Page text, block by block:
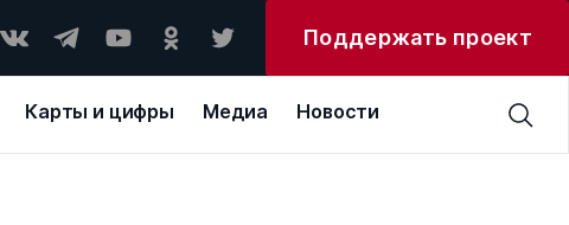
Поддержать проект
Карты и цифры Медиа Новости